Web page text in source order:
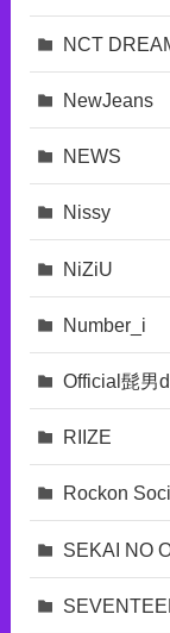
NCT
NewJeans
NEWS
Nissy
NiZiU
Number_i
Official髭男
RIIZE
Rockon
SEKAI NO